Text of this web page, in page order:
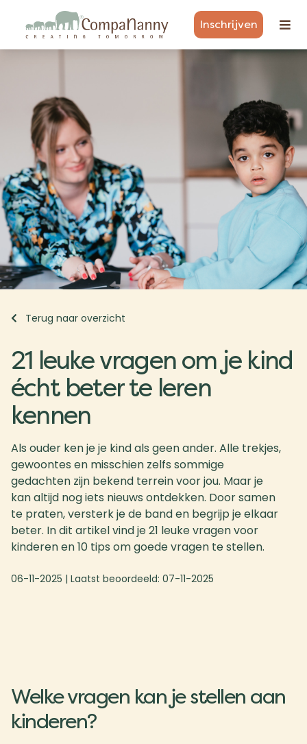
Inschrijven
Terug naar overzicht
21 leuke vragen om je kind
écht beter te leren
kennen
Als ouder ken je je kind als geen ander. Alle trekjes,
gewoontes en misschien zelfs sommige
gedachten zijn bekend terrein voor jou. Maar je
kan altijd nog iets nieuws ontdekken. Door samen
te praten, versterk je de band en begrijp je elkaar
beter. In dit artikel vind je 21 leuke vragen voor
kinderen en 10 tips om goede vragen te stellen.
06-11-2025 | Laatst beoordeeld: 07-11-2025
Welke vragen kan je stellen aan
kinderen?